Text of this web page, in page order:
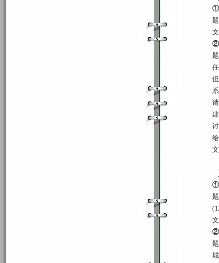
①
②
①
②